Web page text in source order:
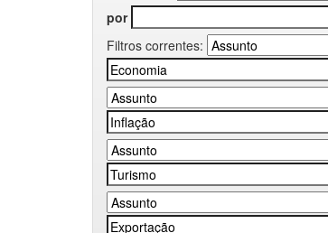
por
Filtros correntes: